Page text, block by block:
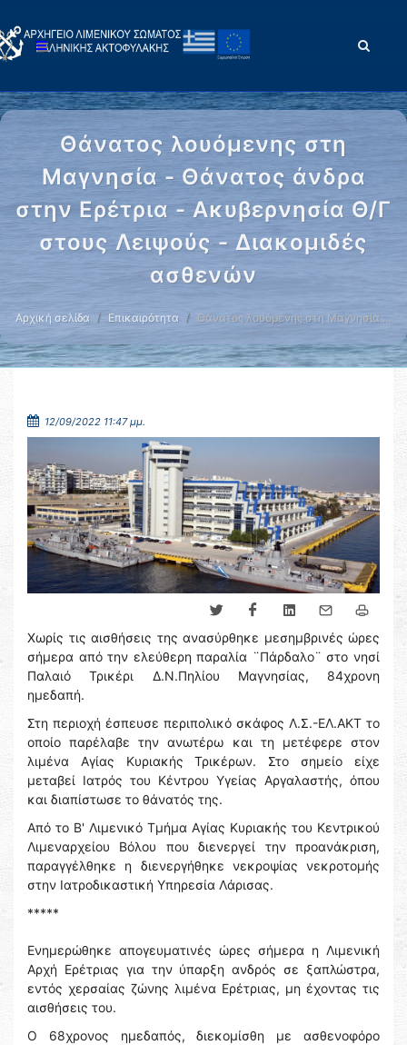
Θάνατος λουόμενης στη
Μαγνησία - Θάνατος άνδρα
στην Ερέτρια - Ακυβερνησία Θ/Γ
στους Λειψούς - Διακομιδές
ασθενών
Αρχική σελίδα Επικαιρότητα Θάνατος λουόμενης στη Μαγνησία …
12/09/2022 11:47 μμ.
Χωρίς τις αισθήσεις της ανασύρθηκε μεσημβρινές ώρες
σήμερα από την ελεύθερη παραλία ¨Πάρδαλο¨ στο νησί
Παλαιό Τρικέρι Δ.Ν.Πηλίου Μαγνησίας, 84χρονη
ημεδαπή.
Στη περιοχή έσπευσε περιπολικό σκάφος Λ.Σ.-ΕΛ.ΑΚΤ το
οποίο παρέλαβε την ανωτέρω και τη μετέφερε στον
λιμένα Αγίας Κυριακής Τρικέρων. Στο σημείο είχε
μεταβεί Ιατρός του Κέντρου Υγείας Αργαλαστής, όπου
και διαπίστωσε το θάνατός της.
Από το Β' Λιμενικό Τμήμα Αγίας Κυριακής του Κεντρικού
Λιμεναρχείου Βόλου που διενεργεί την προανάκριση,
παραγγέλθηκε η διενεργήθηκε νεκροψίας νεκροτομής
στην Ιατροδικαστική Υπηρεσία Λάρισας.
*****
Ενημερώθηκε απογευματινές ώρες σήμερα η Λιμενική
Αρχή Ερέτριας για την ύπαρξη ανδρός σε ξαπλώστρα,
εντός χερσαίας ζώνης λιμένα Ερέτριας, μη έχοντας τις
αισθήσεις του.
Ο 68χρονος ημεδαπός, διεκομίσθη με ασθενοφόρο